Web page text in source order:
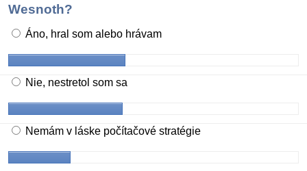
Wesnoth?
Áno, hral som alebo hrávam
Nie, nestretol som sa
Nemám v láske počítačové stratégie